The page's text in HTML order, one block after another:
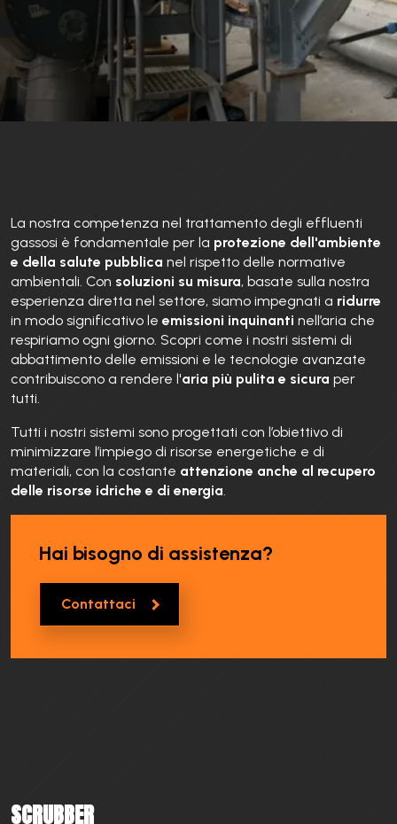
La nostra competenza nel trattamento degli effluenti
gassosi è fondamentale per la protezione dell'ambiente
e della salute pubblica nel rispetto delle normative
ambientali. Con soluzioni su misura, basate sulla nostra
esperienza diretta nel settore, siamo impegnati a ridurre
in modo significativo le emissioni inquinanti nell’aria che
respiriamo ogni giorno. Scopri come i nostri sistemi di
abbattimento delle emissioni e le tecnologie avanzate
contribuiscono a rendere l'aria più pulita e sicura per
tutti.
Tutti i nostri sistemi sono progettati con l’obiettivo di
minimizzare l’impiego di risorse energetiche e di
materiali, con la costante attenzione anche al recupero
delle risorse idriche e di energia.
Hai bisogno di assistenza?
Contattaci
SCRUBBER